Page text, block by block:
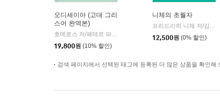
오디세이아 (고대 그리
스어 완역본)
| 현대지성
19,800원 (10% 할인)
니체의 초월자
12,500원 (0% 할인)
검색 페이지에서 선택된 태그에 등록된 더 많은 상품을 확인해